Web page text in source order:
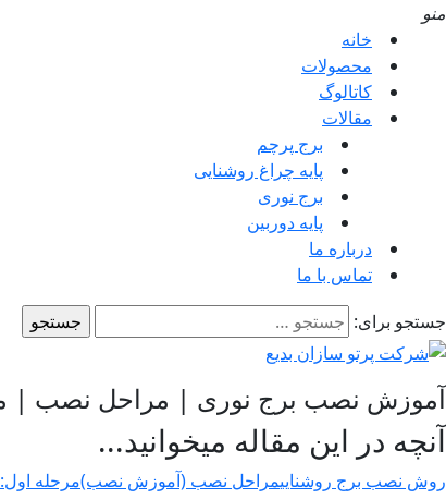
منو
خانه
محصولات
کاتالوگ
مقالات
برج پرچم
پایه چراغ روشنایی
برج نوری
پایه دوربین
درباره ما
تماس با ما
جستجو برای:
آموزش نصب برج نوری | مراحل نصب |
آنچه در این مقاله میخوانید...
روش نصب برج روشناییمراحل نصب (آموزش نصب)مرحله اول: